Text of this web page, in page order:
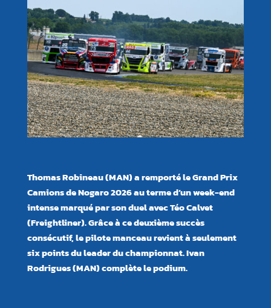
Thomas Robineau (MAN) a remporté le Grand Prix
Camions de Nogaro 2026 au terme d’un week-end
intense marqué par son duel avec Téo Calvet
(Freightliner). Grâce à ce deuxième succès
consécutif, le pilote manceau revient à seulement
six points du leader du championnat. Ivan
Rodrigues (MAN) complète le podium.